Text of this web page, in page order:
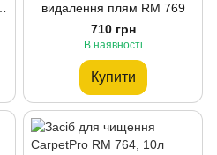
видалення плям RM 769
710 грн
В наявності
Купити